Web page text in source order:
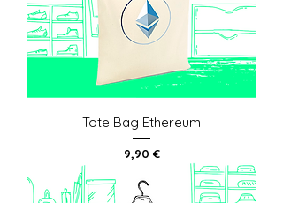
Tote Bag Ethereum
Prix
9,90 €